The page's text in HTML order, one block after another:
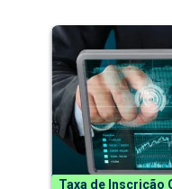
Taxa de Inscrição